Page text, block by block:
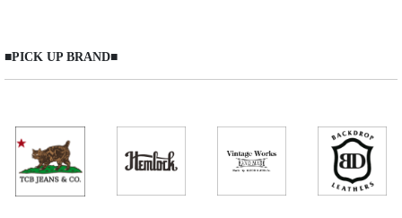
Knit/Sweat
Shoes
BACKDROP Leathers（バックドロップレザーズ）
Vintage Works（ヴィンテージワークス）
■PICK UP BRAND■